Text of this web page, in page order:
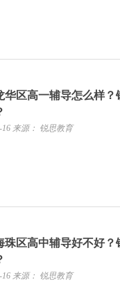
华区高一辅导怎么样？
16 来源： 锐思教育
珠区高中辅导好不好？
16 来源： 锐思教育